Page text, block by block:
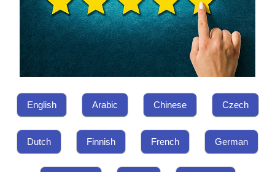
English Arabic Chinese Czech
Dutch Finnish French German